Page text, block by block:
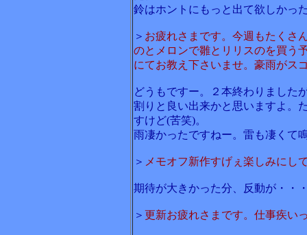
鈴はホントにもっと出て欲しかっ
＞ お疲れさまです。今週もたく
のとメロンで雛とリリスのを買う
にてお教え下さいませ。豪雨がス
どうもですー。２本終わりました
割りと良い出来かと思いますよ。
すけど(苦笑)。
雨凄かったですねー。雷も凄くて
＞ メモオフ新作すげぇ楽しみにし
期待が大きかった分、反動が・・
＞ 更新お疲れさまです。仕事疾い